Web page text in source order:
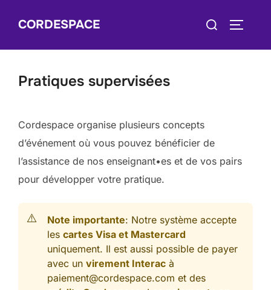
CORDESPACE
Search
Pratiques supervisées
Cordespace organise plusieurs concepts
d’événement où vous pouvez bénéficier de
l’assistance de nos enseignant•es et de vos pairs
pour développer votre pratique.
Note importante: Notre système accepte
les cartes Visa et Mastercard
uniquement. Il est aussi possible de payer
avec un virement Interac à
paiement@cordespace.com et des